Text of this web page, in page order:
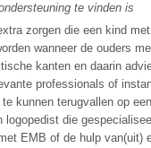
te vinden is
zorgen die een kind
wanneer de ouders
kanten en daarin
professionals of
kunnen terugvallen op
logopedist die
EMB of de hulp van(uit)